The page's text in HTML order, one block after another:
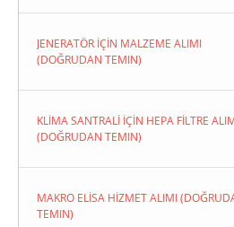
JENERATÖR İÇİN MALZEME ALIMI
(DOĞRUDAN TEMIN)
KLİMA SANTRALİ İÇİN HEPA FİLTRE
(DOĞRUDAN TEMIN)
MAKRO ELİSA HİZMET ALIMI
TEMIN)